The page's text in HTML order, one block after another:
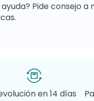
Pide consejo a
en 14 días